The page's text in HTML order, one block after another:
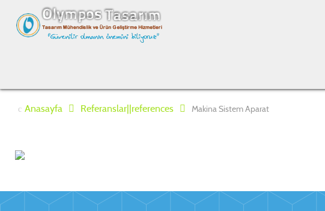
Anasayfa Referanslar||references Makina Sistem Aparat